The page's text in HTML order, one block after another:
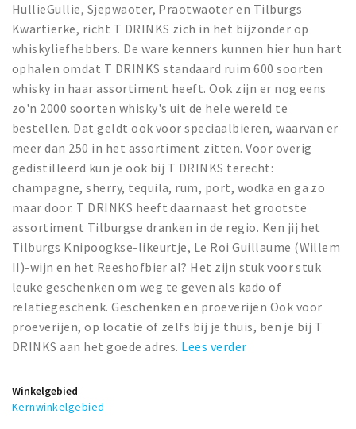
Inloggen
HullieGullie, Sjepwaoter, Praotwaoter en Tilburgs
Kwartierke, richt T DRINKS zich in het bijzonder op
whiskyliefhebbers. De ware kenners kunnen hier hun hart
ophalen omdat T DRINKS standaard ruim 600 soorten
whisky in haar assortiment heeft. Ook zijn er nog eens
zo'n 2000 soorten whisky's uit de hele wereld te
bestellen. Dat geldt ook voor speciaalbieren, waarvan er
meer dan 250 in het assortiment zitten. Voor overig
gedistilleerd kun je ook bij T DRINKS terecht:
champagne, sherry, tequila, rum, port, wodka en ga zo
maar door. T DRINKS heeft daarnaast het grootste
assortiment Tilburgse dranken in de regio. Ken jij het
Tilburgs Knipoogkse-likeurtje, Le Roi Guillaume (Willem
II)-wijn en het Reeshofbier al? Het zijn stuk voor stuk
leuke geschenken om weg te geven als kado of
relatiegeschenk. Geschenken en proeverijen Ook voor
proeverijen, op locatie of zelfs bij je thuis, ben je bij T
DRINKS aan het goede adres. Lees verder
Winkelgebied
Kernwinkelgebied